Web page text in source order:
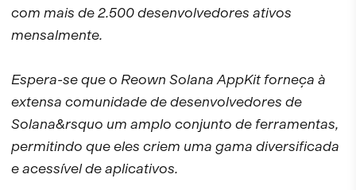
com mais de 2.500 desenvolvedores ativos
mensalmente.
Espera-se que o Reown Solana AppKit forneça à
extensa comunidade de desenvolvedores de
Solana&rsquo um amplo conjunto de ferramentas,
permitindo que eles criem uma gama diversificada
e acessível de aplicativos.